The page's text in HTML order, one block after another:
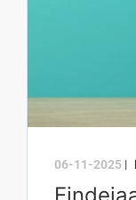
06-11-2025 |